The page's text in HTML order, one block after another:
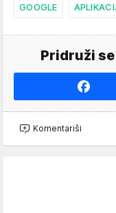
GOOGLE
Pridruži
Komentariši